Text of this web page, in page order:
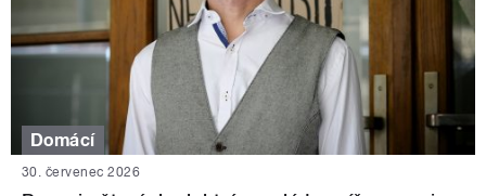
Domácí
30. červenec 2026